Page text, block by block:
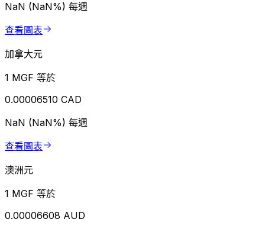
NaN (NaN%) 每週
查看圖表
加拿大元
1 MGF 等於
0.00006510 CAD
NaN (NaN%) 每週
查看圖表
澳洲元
1 MGF 等於
0.00006608 AUD